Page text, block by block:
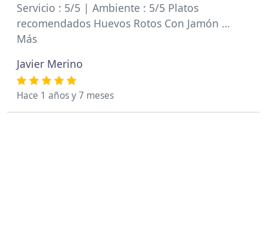
Servicio : 5/5 | Ambiente : 5/5 Platos
recomendados Huevos Rotos Con Jamón …
Más
Javier Merino
Hace 1 años y 7 meses